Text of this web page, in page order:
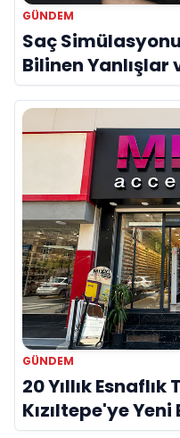
GÜNDEM
Saç
Bilinen Yanlışlar
Onur Akdeniz ile
GÜNDEM
20 Yıllık
Kızıltepe'ye